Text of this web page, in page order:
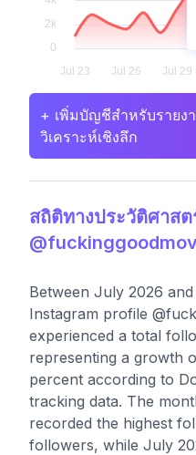
+ เพิ่มบัญชีสำหรับรายง
วิเคราะห์เชิงลึก
สถิติทางประวัติศาส
Between July 2026
Instagram profile
experienced a total
representing a growth
percent according to
tracking data. The
recorded the highest
followers, while July